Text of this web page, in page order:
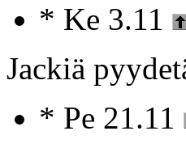
* Ke 3.11
Jackiä
* Pe 21.11